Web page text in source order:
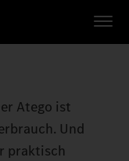
Atego ist
Und
praktisch